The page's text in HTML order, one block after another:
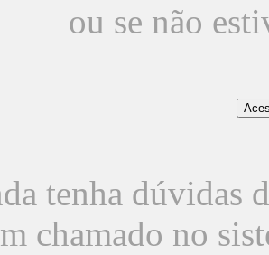
ou se não
tenha dúvidas
chamado no